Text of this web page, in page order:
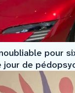
pour
jour de